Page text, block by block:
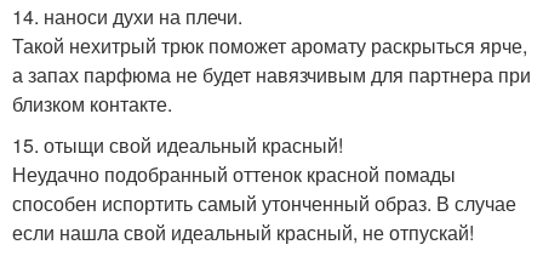
14. наноси духи на плечи.
Такой нехитрый трюк поможет аромату раскрыться ярче,
а запах парфюма не будет навязчивым для партнера при
близком контакте.
15. отыщи свой идеальный красный!
Неудачно подобранный оттенок красной помады
способен испортить самый утонченный образ. В случае
если нашла свой идеальный красный, не отпускай!